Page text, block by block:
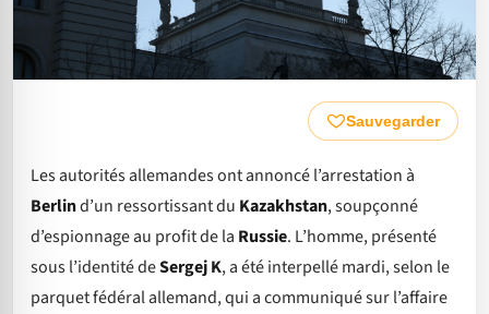
Sauvegarder
Les autorités allemandes ont annoncé l’arrestation à
Berlind’un ressortissant du Kazakhstan, soupçonné
d’espionnage au profit de la Russie. L’homme, présenté
sous l’identité deSergej K, a été interpellé mardi, selon le
parquet fédéral allemand, qui a communiqué sur l’affaire